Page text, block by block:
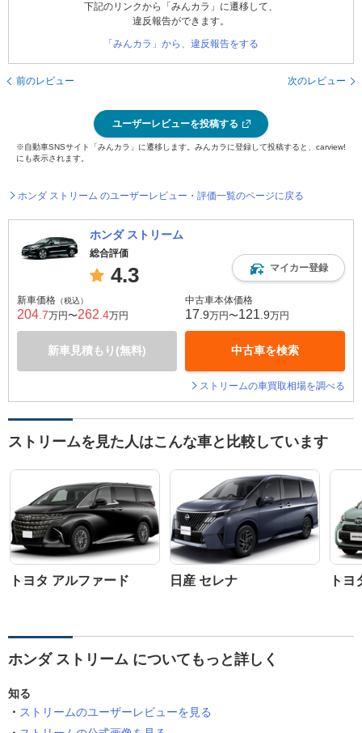
下記のリンクから「みんカラ」に遷移して、
違反報告ができます。
「みんカラ」から、違反報告をする
前のレビュー 次のレビュー
ユーザーレビューを投稿する
※自動車SNSサイト「みんカラ」に遷移します。みんカラに登録して投稿すると、carview!
にも表示されます。
ホンダ ストリーム のユーザーレビュー・評価一覧のページに戻る
ホンダ ストリーム
総合評価
4.3 マイカー登録
新車価格 （税込）
204 .7万円〜262 .4万円
新車見積もり(無料)
中古車本体価格
17 .9万円〜121 .9万円
中古車を検索
ストリームの車買取相場を調べる
ストリームを見た人はこんな車と比較しています
トヨタ アルファード 日産 セレナ ト
ホンダ ストリーム についてもっと詳しく
知る
ストリームのユーザーレビューを見る